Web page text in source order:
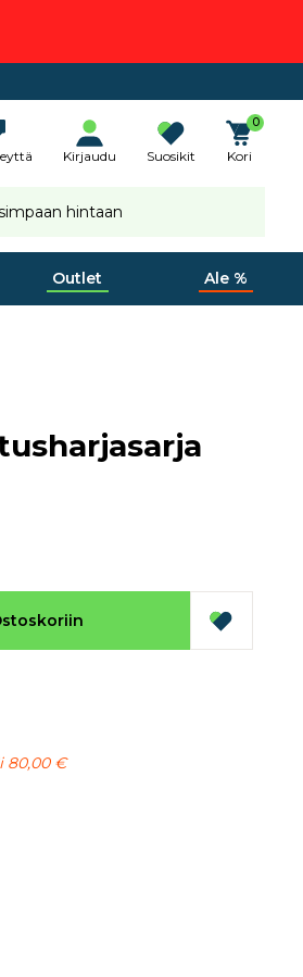
Kirjaudu Suosikit
0
Kori
hintaan
Outlet Ale %
80,00 €